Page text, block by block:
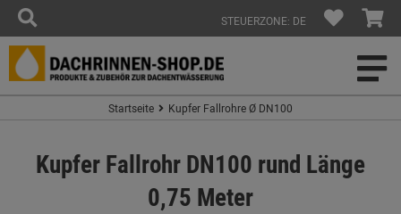
STEUERZONE: DE
Startseite Kupfer Fallrohre Ø DN100
Kupfer Fallrohr DN100 rund Länge
0,75 Meter